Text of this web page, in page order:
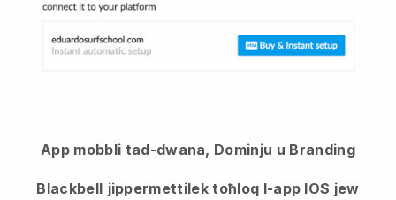
App mobbli tad-dwana, Dominju u Branding
Blackbell jippermettilek toħloq l-app IOS jew